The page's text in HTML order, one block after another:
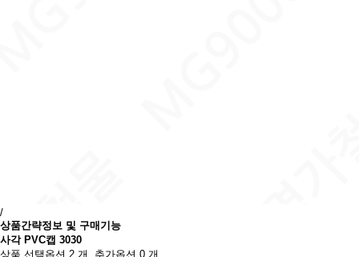
/
상품간략정보 및 구매기능
사각 PVC캡 3030
상품 선택옵션 2 개, 추가옵션 0 개